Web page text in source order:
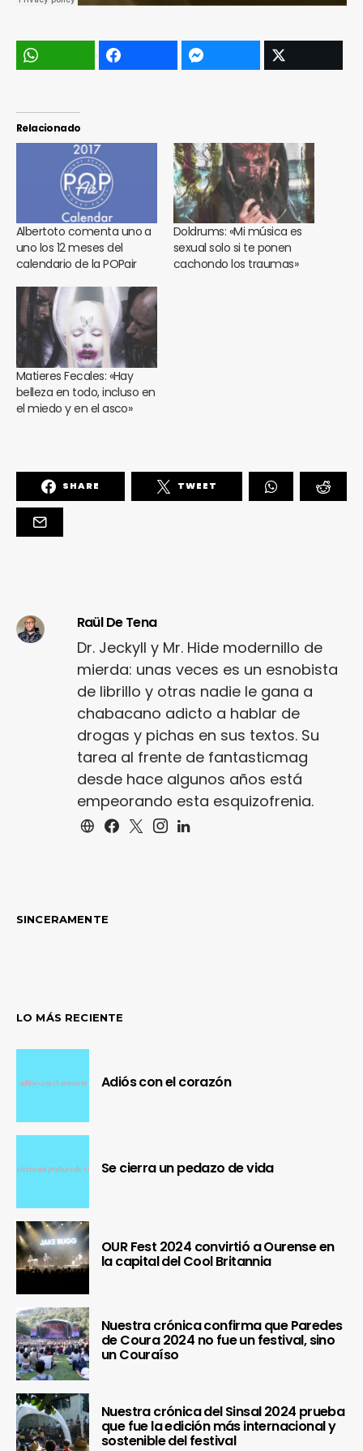
Relacionado
Albertoto comenta uno a
uno los 12 meses del
calendario de la POPair
Doldrums: «Mi música es
sexual solo si te ponen
cachondo los traumas»
Matieres Fecales: «Hay
belleza en todo, incluso en
el miedo y en el asco»
SHARE TWEET
Raül De Tena
Dr. Jeckyll y Mr. Hide modernillo de
mierda: unas veces es un esnobista
de librillo y otras nadie le gana a
chabacano adicto a hablar de
drogas y pichas en sus textos. Su
tarea al frente de fantasticmag
desde hace algunos años está
empeorando esta esquizofrenia.
SINCERAMENTE
LO MÁS RECIENTE
Adiós con el corazón
Se cierra un pedazo de vida
OUR Fest 2024 convirtió a Ourense en
la capital del Cool Britannia
Nuestra crónica confirma que Paredes
de Coura 2024 no fue un festival, sino
un Couraíso
Nuestra crónica del Sinsal 2024 prueba
que fue la edición más internacional y
sostenible del festival